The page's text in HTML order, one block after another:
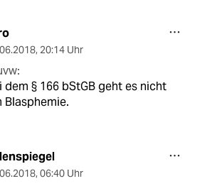
, 20:14 Uhr
dem § 166 bStGB geht es nicht
Blasphemie.
, 06:40 Uhr